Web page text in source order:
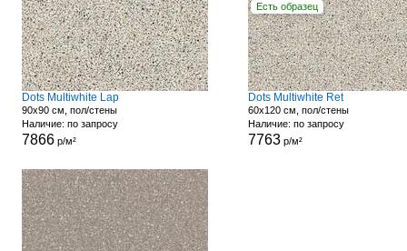
Dots Multiwhite Lap
90x90 см, пол/стены
Наличие: по запросу
7866р/м²
Есть образец
Dots Multiwhite Ret
60x120 см, пол/стены
Наличие: по запросу
7763р/м²